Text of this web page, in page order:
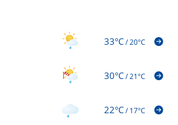
33°C/20°C
30°C/21°C
22°C/17°C